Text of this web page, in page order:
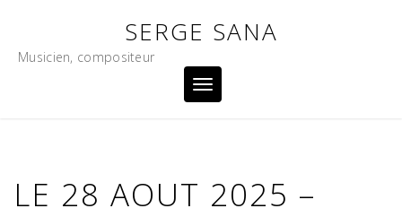
content
SERGE SANA
Musicien, compositeur
Toggle
navigation
LE 28 AOUT 2025 –